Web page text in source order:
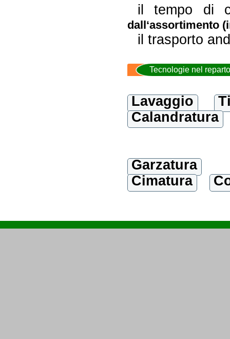
il tempo di
dall‘assortimento
il trasporto
Tecnologie nel
Lavaggio
Calandratura
Garzatura
Cimatura